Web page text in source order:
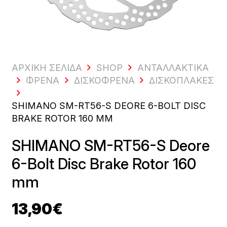
ΑΡΧΙΚΗ ΣΕΛΙΔΑ SHOP
ΑΝΤΑΛΛΑΚΤΙΚΆ
ΦΡΈΝΑ
ΔΙΣΚΌΦΡΕΝΑ ΔΙΣΚΌΠΛΑΚΕΣ
SHIMANO SM-RT56-S DEORE 6-BOLT DISC
BRAKE ROTOR 160 MM
SHIMANO SM-RT56-S Deore
6-Bolt Disc Brake Rotor 160
mm
13,90€